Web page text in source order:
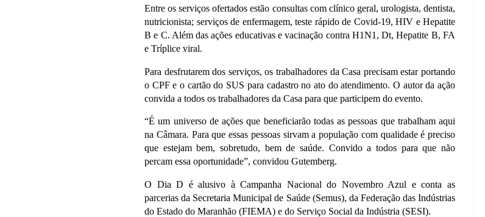
Entre os serviços ofertados estão consultas com clínico geral, urologista, dentista,
nutricionista; serviços de enfermagem, teste rápido de Covid-19, HIV e Hepatite
B e C. Além das ações educativas e vacinação contra H1N1, Dt, Hepatite B, FA
e Tríplice viral.
Para desfrutarem dos serviços, os trabalhadores da Casa precisam estar portando
o CPF e o cartão do SUS para cadastro no ato do atendimento. O autor da ação
convida a todos os trabalhadores da Casa para que participem do evento.
“É um universo de ações que beneficiarão todas as pessoas que trabalham aqui
na Câmara. Para que essas pessoas sirvam a população com qualidade é preciso
que estejam bem, sobretudo, bem de saúde. Convido a todos para que não
percam essa oportunidade”, convidou Gutemberg.
O Dia D é alusivo à Campanha Nacional do Novembro Azul e conta as
parcerias da Secretaria Municipal de Saúde (Semus), da Federação das Indústrias
do Estado do Maranhão (FIEMA) e do Serviço Social da Indústria (SESI).